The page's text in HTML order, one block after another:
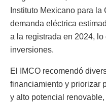
Instituto Mexicano para
demanda eléctrica
a la registrada en 2024,
inversiones.
El IMCO recomendó
financiamiento y priorizar
y alto potencial